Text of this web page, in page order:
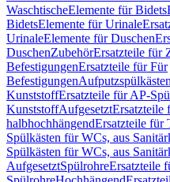
WaschtischeElemente für Bidets
BidetsElemente für Urinale
UrinaleElemente für Duschen
DuschenZubehörErsatzteile für
BefestigungenErsatzteile für Für
BefestigungenAufputzspülkästen
KunststoffErsatzteile für AP-
KunststoffAufgesetztErsatzteile
halbhochhängendErsatzteile für
Spülkästen für WCs, aus
Spülkästen für WCs, aus
AufgesetztSpülrohreErsatzteile